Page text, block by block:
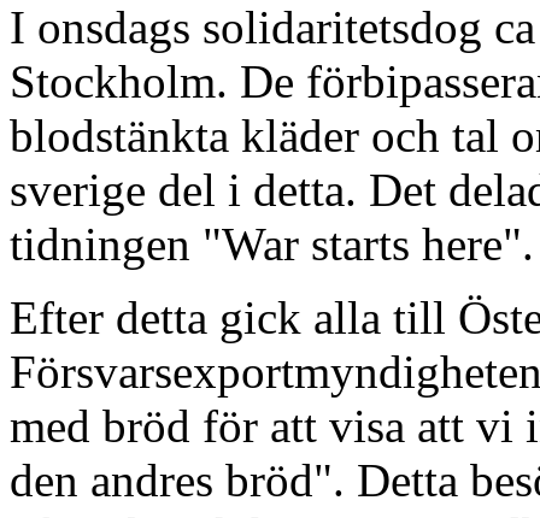
I onsdags solidaritetsdog
Stockholm. De
blodstänkta kläder och tal
sverige del i detta. Det
tidningen "War starts here".
Efter detta gick alla till
med bröd för att visa att vi
den andres bröd". Detta